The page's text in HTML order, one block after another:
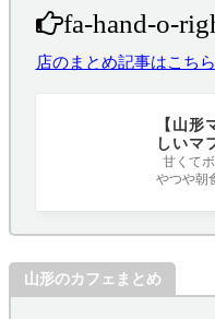
fa-hand-o-
店のまとめ記事はこち
【山形
しいマ
甘くて
やつや朝
山形のカフェまとめ